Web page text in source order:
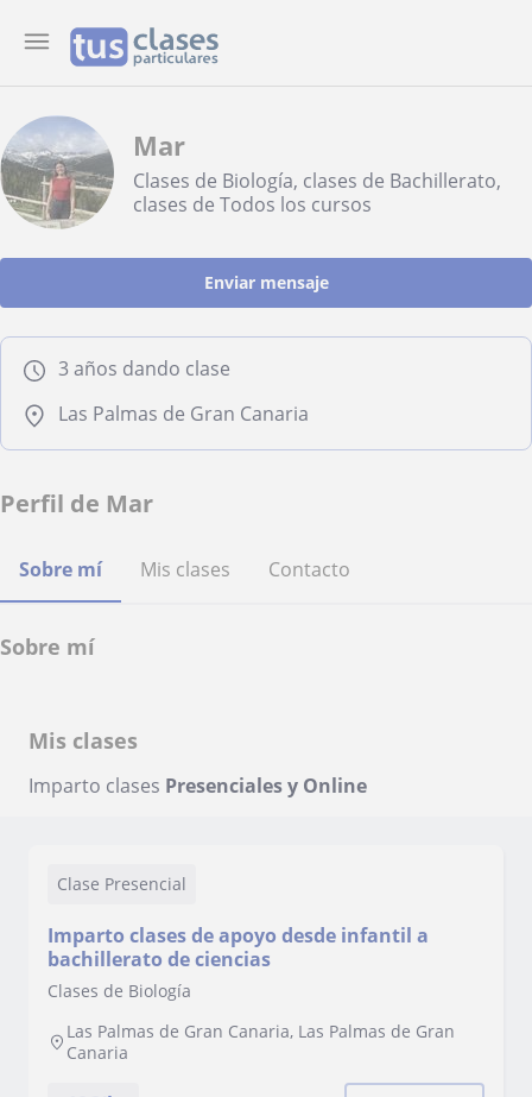
Mar
Clases de Biología, clases de Bachillerato,
clases de Todos los cursos
Enviar mensaje
3 años dando clase
Las Palmas de Gran Canaria
Perfil de Mar
Sobre mí Mis clases Contacto
Sobre mí
Mis clases
Imparto clases Presenciales y Online
Clase Presencial
Imparto clases de apoyo desde infantil a
bachillerato de ciencias
Clases de Biología
Las Palmas de Gran Canaria, Las Palmas de Gran
Canaria